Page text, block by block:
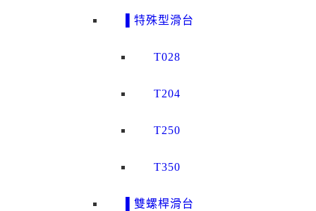
▌特殊型滑台
T028
T204
T250
T350
▌雙螺桿滑台